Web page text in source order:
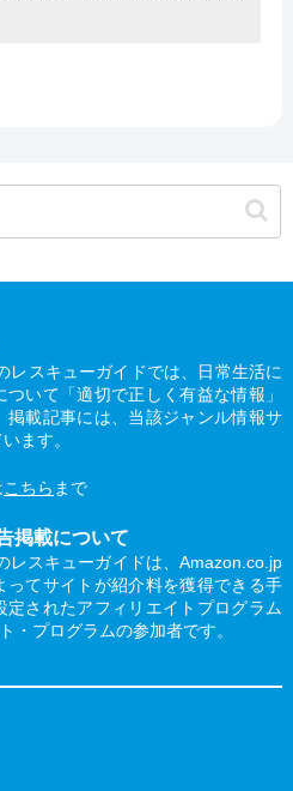
レスキューガイドでは、日常生活に
いて「適切で正しく有益な情報」
掲載記事には、当該ジャンル情報サ
ます。
こちら まで
掲載について
レスキューガイドは、Amazon.co.jp
ってサイトが紹介料を獲得できる手
されたアフィリエイトプログラム
・プログラムの参加者です。